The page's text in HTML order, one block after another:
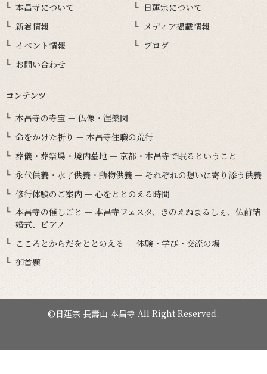
本昌寺について
日蓮宗について
新着情報
メディア掲載情報
イベント情報
ブログ
お問い合わせ
コンテンツ
本昌寺の寺宝 — 仏像・涅槃図
命をかけた祈り — 本昌寺住職の荒行
葬儀・葬祭場・境内墓地 — 京都・本昌寺で眠るということ
永代供養・水子供養・動物供養 — それぞれの想いに寄り添う供養
修行体験のご案内 — 心をととのえる時間
本昌寺の催しごと — 本昌寺フェスタ、きのえねまるしぇ、仏前結
婚式、ピアノ
こころとからだをととのえる — 体験・学び・交流の場
御首題
©日蓮宗 長壽山 本昌寺 All Right Reserved.